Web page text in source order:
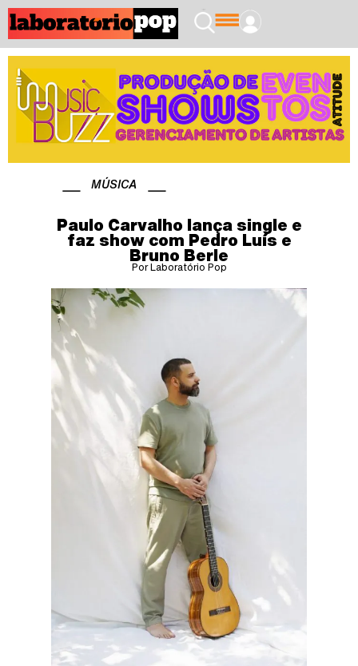
MÚSICA
Paulo Carvalho lança single e
faz show com Pedro Luís e
Bruno Berle
Por Laboratório Pop